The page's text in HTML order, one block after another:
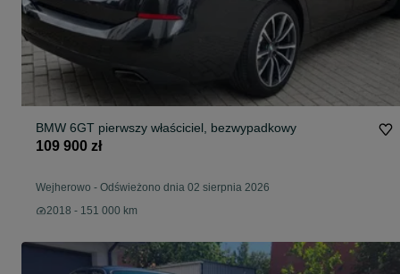
BMW 6GT pierwszy właściciel, bezwypadkowy
109 900 zł
Wejherowo - Odświeżono dnia 02 sierpnia 2026
2018 - 151 000 km